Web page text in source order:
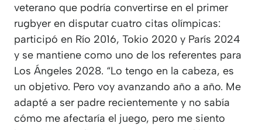
veterano que podría convertirse en el primer
rugbyer en disputar cuatro citas olímpicas:
participó en Río 2016, Tokio 2020 y París 2024
y se mantiene como uno de los referentes para
Los Ángeles 2028. “Lo tengo en la cabeza, es
un objetivo. Pero voy avanzando año a año. Me
adapté a ser padre recientemente y no sabía
cómo me afectaría el juego, pero me siento